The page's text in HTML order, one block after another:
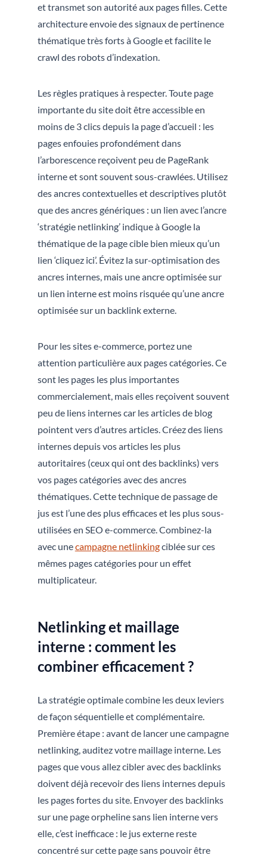
et transmet son autorité aux pages filles. Cette
architecture envoie des signaux de pertinence
thématique très forts à Google et facilite le
crawl des robots d’indexation.
Les règles pratiques à respecter. Toute page
importante du site doit être accessible en
moins de 3 clics depuis la page d’accueil : les
pages enfouies profondément dans
l’arborescence reçoivent peu de PageRank
interne et sont souvent sous-crawlées. Utilisez
des ancres contextuelles et descriptives plutôt
que des ancres génériques : un lien avec l’ancre
‘stratégie netlinking’ indique à Google la
thématique de la page cible bien mieux qu’un
lien ‘cliquez ici’. Évitez la sur-optimisation des
ancres internes, mais une ancre optimisée sur
un lien interne est moins risquée qu’une ancre
optimisée sur un backlink externe.
Pour les sites e-commerce, portez une
attention particulière aux pages catégories. Ce
sont les pages les plus importantes
commercialement, mais elles reçoivent souvent
peu de liens internes car les articles de blog
pointent vers d’autres articles. Créez des liens
internes depuis vos articles les plus
autoritaires (ceux qui ont des backlinks) vers
vos pages catégories avec des ancres
thématiques. Cette technique de passage de
jus est l’une des plus efficaces et les plus sous-
utilisées en SEO e-commerce. Combinez-la
avec unecampagne netlinkingciblée sur ces
mêmes pages catégories pour un effet
multiplicateur.
Netlinking et maillage
interne : comment les
combiner efficacement ?
La stratégie optimale combine les deux leviers
de façon séquentielle et complémentaire.
Première étape : avant de lancer une campagne
netlinking, auditez votre maillage interne. Les
pages que vous allez cibler avec des backlinks
doivent déjà recevoir des liens internes depuis
les pages fortes du site. Envoyer des backlinks
sur une page orpheline sans lien interne vers
elle, c’est inefficace : le jus externe reste
concentré sur cette page sans pouvoir être